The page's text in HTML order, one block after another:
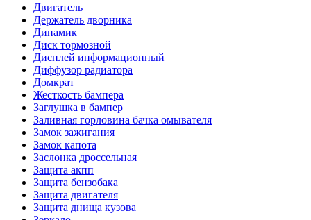
Двигатель
Держатель дворника
Динамик
Диск тормозной
Дисплей информационный
Диффузор радиатора
Домкрат
Жесткость бампера
Заглушка в бампер
Заливная горловина бачка омывателя
Замок зажигания
Замок капота
Заслонка дроссельная
Защита акпп
Защита бензобака
Защита двигателя
Защита днища кузова